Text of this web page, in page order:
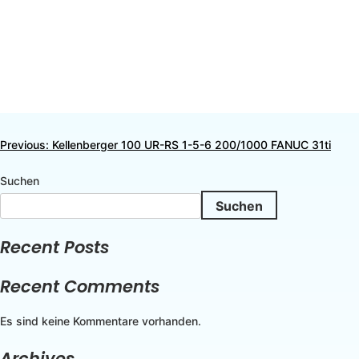
Previous: Kellenberger 100 UR-RS 1-5-6 200/1000 FANUC 31ti
Suchen
Suchen
Recent Posts
Recent Comments
Es sind keine Kommentare vorhanden.